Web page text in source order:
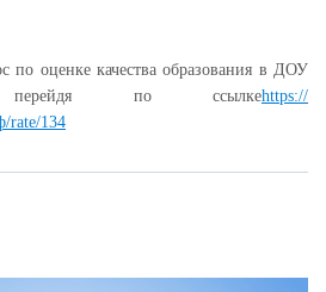
по оценке качества образования в ДОУ
по ссылкеhttps://
rate/134